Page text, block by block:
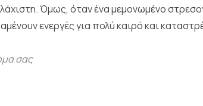
Όμως, όταν ένα μεμονωμένο
ενεργές για πολύ καιρό και
σας